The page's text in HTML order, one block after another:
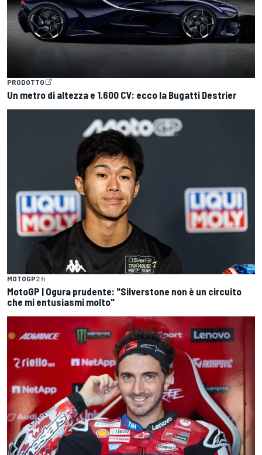
PRODOTTO
Un metro di altezza e 1.600 CV: ecco la Bugatti Destrier
MOTOGP2 h
MotoGP | Ogura prudente: "Silverstone non è un circuito
che mi entusiasmi molto"